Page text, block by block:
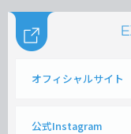
オフィシャルサイト
公式Instagram